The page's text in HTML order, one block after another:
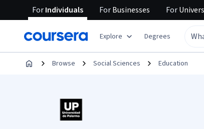
ForIndividuals ForBusinesses For
Explore Degrees
Browse Social Sciences Education